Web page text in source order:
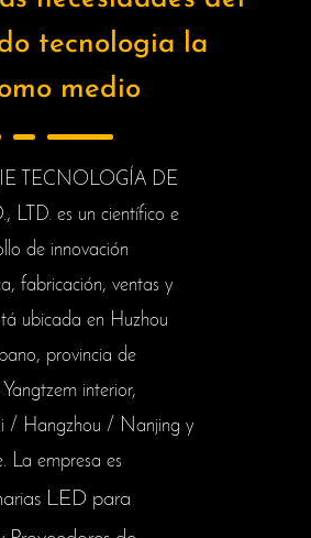
tecnologia la
medio
TECNOLOGÍA DE
es un científico e
de innovación
fabricación, ventas y
ubicada en Huzhou
provincia de
interior,
/ Hangzhou / Nanjing y
La empresa es
LED para